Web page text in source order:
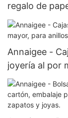
regalo de
de envoltura,
Annaigee -
joyería al por
conjuntos de